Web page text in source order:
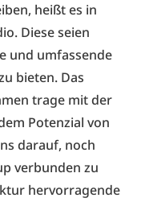
heißt es in
Diese seien
und umfassende
bieten. Das
trage mit der
Potenzial von
darauf, noch
verbunden zu
hervorragende